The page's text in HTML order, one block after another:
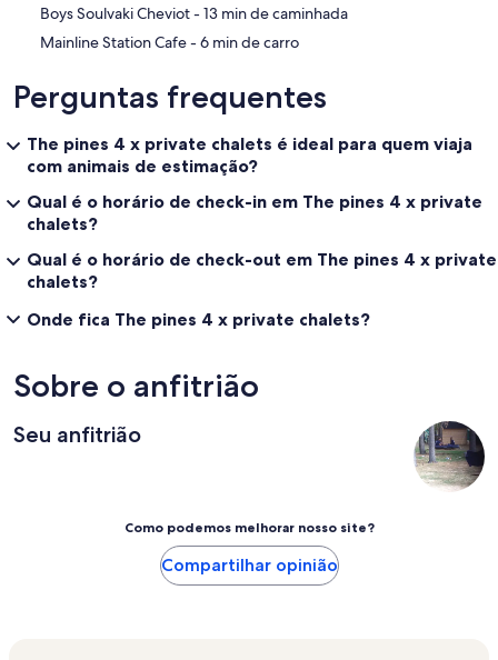
‪Boys Soulvaki Cheviot - ‬13 min de caminhada
‪Mainline Station Cafe - ‬6 min de carro
Perguntas frequentes
The pines 4 x private chalets é ideal para quem viaja
com animais de estimação?
Qual é o horário de check-in em The pines 4 x private
chalets?
Qual é o horário de check-out em The pines 4 x private
chalets?
Onde fica The pines 4 x private chalets?
Sobre o anfitrião
Seu anfitrião
Como podemos melhorar nosso site?
Compartilhar opinião